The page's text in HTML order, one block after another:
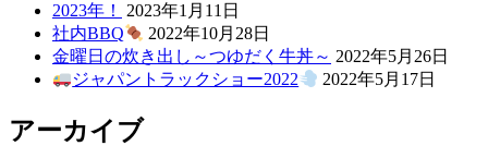
2023年！
2023年1月11日
社内BBQ
2022年10月28日
金曜日の炊き出し～つゆだく牛丼～ 2022年5月26日
ジャパントラックショー2022
2022年5月17日
アーカイブ